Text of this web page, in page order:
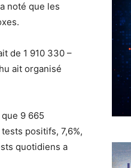
noté que les
de 1 910 330 –
ait organisé
9 665
positifs, 7,6%,
quotidiens a